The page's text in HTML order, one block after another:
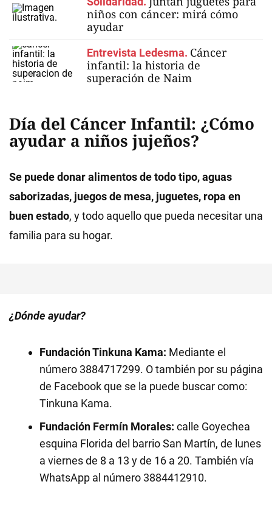
niños con cáncer: mirá cómo
ayudar
Entrevista Ledesma. Cáncer
infantil: la historia de
superación de Naim
Día del Cáncer Infantil: ¿Cómo
ayudar a niños jujeños?
Se puede donar alimentos de todo tipo, aguas
saborizadas, juegos de mesa, juguetes, ropa en
buen estado, y todo aquello que pueda necesitar una
familia para su hogar.
¿Dónde ayudar?
Fundación Tinkuna Kama: Mediante el
número 3884717299. O también por su página
de Facebook que se la puede buscar como:
Tinkuna Kama.
Fundación Fermín Morales: calle Goyechea
esquina Florida del barrio San Martín, de lunes
a viernes de 8 a 13 y de 16 a 20. También vía
WhatsApp al número 3884412910.